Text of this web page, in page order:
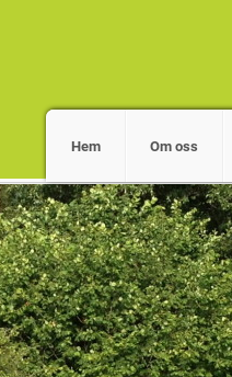
Hem Om oss